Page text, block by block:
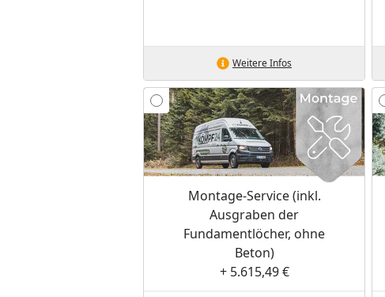
Weitere Infos
Montage-Service (inkl.
Ausgraben der
Fundamentlöcher, ohne
Beton)
+ 5.615,49 €